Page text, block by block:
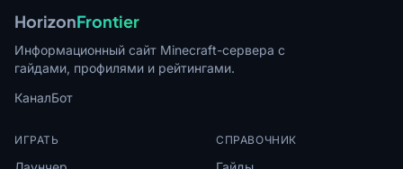
HorizonFrontier
Информационный сайт Minecraft-сервера с
гайдами, профилями и рейтингами.
КаналБот
ИГРАТЬ СПРАВОЧНИК